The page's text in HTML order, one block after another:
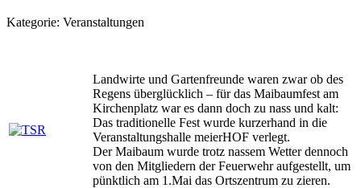
Kategorie: Veranstaltungen
Landwirte und Gartenfreunde waren zwar ob des
Regens überglücklich – für das Maibaumfest am
Kirchenplatz war es dann doch zu nass und kalt:
Das traditionelle Fest wurde kurzerhand in die
Veranstaltungshalle meierHOF verlegt.
Der Maibaum wurde trotz nassem Wetter dennoch
von den Mitgliedern der Feuerwehr aufgestellt, um
pünktlich am 1.Mai das Ortszentrum zu zieren.